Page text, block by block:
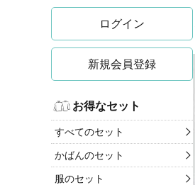
ログイン
新規会員登録
お得なセット
すべてのセット
かばんのセット
服のセット